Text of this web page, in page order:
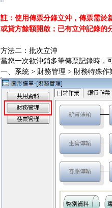
註：使用傳票分錄立沖，傳票需於
或貸方餘額開啟；已有立沖記錄的
方法二：批次立沖
當您一次欲沖銷多筆傳票記錄時，
一、系統 > 財務管理 > 財務特殊作